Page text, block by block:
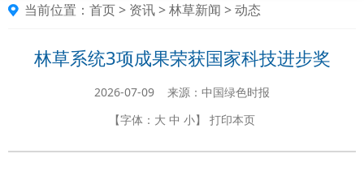
当前位置： 首页> 资讯>林草新闻 >动态
林草系统3项成果荣获国家科技进步奖
2026-07-09 来源：中国绿色时报
【字体： 大 中 小】 打印本页